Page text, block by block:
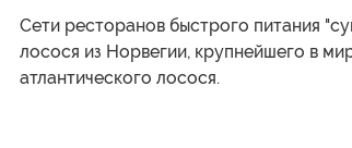
Сети ресторанов быстрого питания
лосося из Норвегии, крупнейшего в
атлантического лосося.